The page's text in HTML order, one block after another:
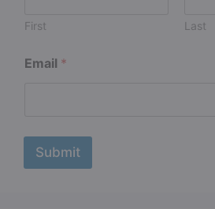
First Last
a
m
N
Email *
Submit